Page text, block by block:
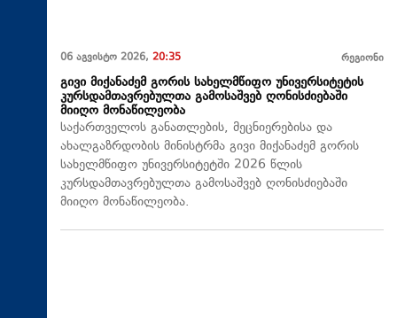
06 აგვისტო 2026, 20:35 რეგიონი
გივი მიქანაძემ გორის სახელმწიფო უნივერსიტეტის
კურსდამთავრებულთა გამოსაშვებ ღონისძიებაში
მიიღო მონაწილეობა
საქართველოს განათლების, მეცნიერებისა და
ახალგაზრდობის მინისტრმა გივი მიქანაძემ გორის
სახელმწიფო უნივერსიტეტში 2026 წლის
კურსდამთავრებულთა გამოსაშვებ ღონისძიებაში
მიიღო მონაწილეობა.